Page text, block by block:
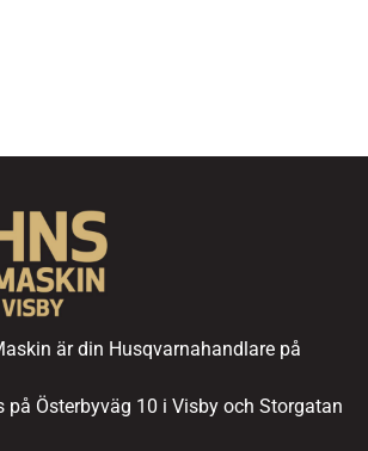
är din Husqvarnahandlare på
på Österbyväg 10 i Visby och Storgatan